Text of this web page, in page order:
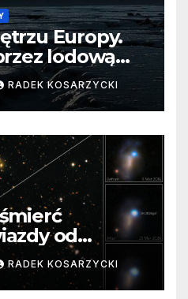
Europy.
lodową
RADEK KOSARZYCKI
od
Niezwykle
RADEK KOSARZYCKI